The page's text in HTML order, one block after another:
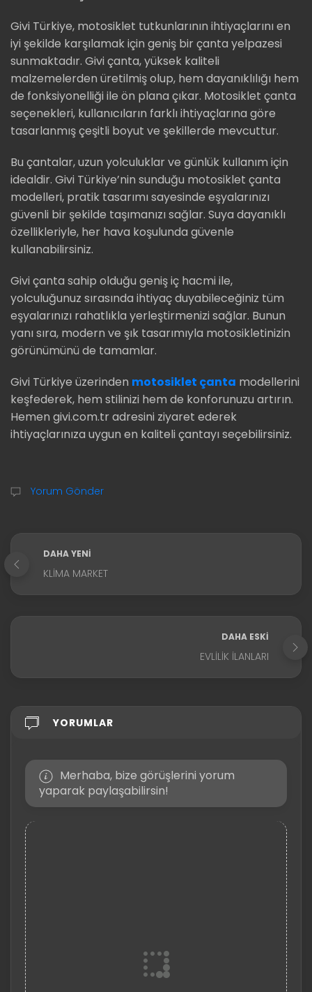
Givi Türkiye, motosiklet tutkunlarının ihtiyaçlarını en
iyi şekilde karşılamak için geniş bir çanta yelpazesi
sunmaktadır. Givi çanta, yüksek kaliteli
malzemelerden üretilmiş olup, hem dayanıklılığı hem
de fonksiyonelliği ile ön plana çıkar. Motosiklet çanta
seçenekleri, kullanıcıların farklı ihtiyaçlarına göre
tasarlanmış çeşitli boyut ve şekillerde mevcuttur.
Bu çantalar, uzun yolculuklar ve günlük kullanım için
idealdir. Givi Türkiye’nin sunduğu motosiklet çanta
modelleri, pratik tasarımı sayesinde eşyalarınızı
güvenli bir şekilde taşımanızı sağlar. Suya dayanıklı
özellikleriyle, her hava koşulunda güvenle
kullanabilirsiniz.
Givi çanta sahip olduğu geniş iç hacmi ile,
yolculuğunuz sırasında ihtiyaç duyabileceğiniz tüm
eşyalarınızı rahatlıkla yerleştirmenizi sağlar. Bunun
yanı sıra, modern ve şık tasarımıyla motosikletinizin
görünümünü de tamamlar.
Givi Türkiye üzerinden motosiklet çanta modellerini
keşfederek, hem stilinizi hem de konforunuzu artırın.
Hemen givi.com.tr adresini ziyaret ederek
ihtiyaçlarınıza uygun en kaliteli çantayı seçebilirsiniz.
Yorum Gönder
DAHA YENI
KLIMA MARKET
DAHA ESKI
EVLILIK İLANLARI
YORUMLAR
Merhaba, bize görüşlerini yorum
yaparak paylaşabilirsin!